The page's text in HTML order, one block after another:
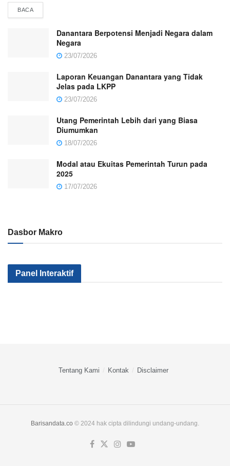
BACADETAILS
Danantara Berpotensi Menjadi Negara dalam
Negara
23/07/2026
Laporan Keuangan Danantara yang Tidak
Jelas pada LKPP
23/07/2026
Utang Pemerintah Lebih dari yang Biasa
Diumumkan
18/07/2026
Modal atau Ekuitas Pemerintah Turun pada
2025
17/07/2026
Dasbor Makro
Panel Interaktif
Kenapa Sektor
Industri Kita Tak
Tentang Kami Kontak Disclaimer
Barisandata.co © 2024 hak cipta dilindungi undang-undang.